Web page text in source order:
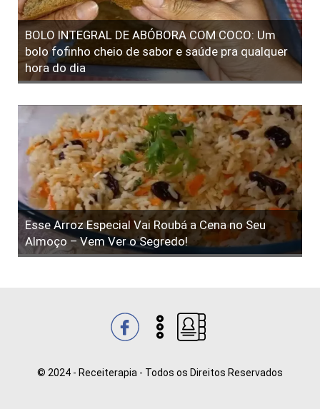
BOLO INTEGRAL DE ABÓBORA COM COCO: Um
bolo fofinho cheio de sabor e saúde pra qualquer
hora do dia
Esse Arroz Especial Vai Roubá a Cena no Seu
Almoço – Vem Ver o Segredo!
© 2024 - Receiterapia - Todos os Direitos Reservados